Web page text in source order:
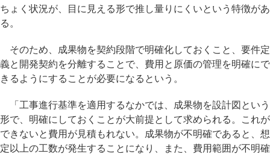
ちょく状況が、目に見える形で推し量りにくいという特徴があ
る。
そのため、成果物を契約段階で明確化しておくこと、要件定
義と開発契約を分離することで、費用と原価の管理を明確にで
きるようにすることが必要になるという。
「工事進行基準を適用するなかでは、成果物を設計図という
形で、明確にしておくことが大前提として求められる。これが
できないと費用が見積もれない。成果物が不明確であると、想
定以上の工数が発生することになり、また、費用範囲が不明確